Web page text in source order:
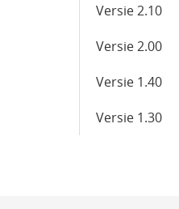
Versie 2.10
Versie 2.00
Versie 1.40
Versie 1.30